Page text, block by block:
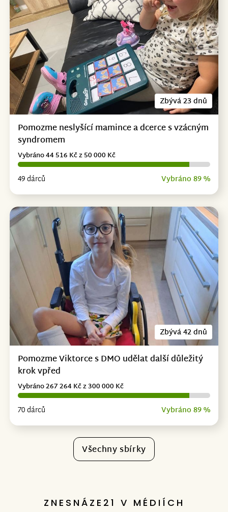
Zbývá 23 dnů
Pomozme neslyšící mamince a dcerce s vzácným
syndromem
49 dárců Vybráno 89 %
Vybráno 44 516 Kč z 50 000 Kč
Zbývá 42 dnů
Pomozme Viktorce s DMO udělat další důležitý
krok vpřed
70 dárců Vybráno 89 %
Vybráno 267 264 Kč z 300 000 Kč
Všechny sbírky
ZNESNÁZE21 V MÉDIÍCH